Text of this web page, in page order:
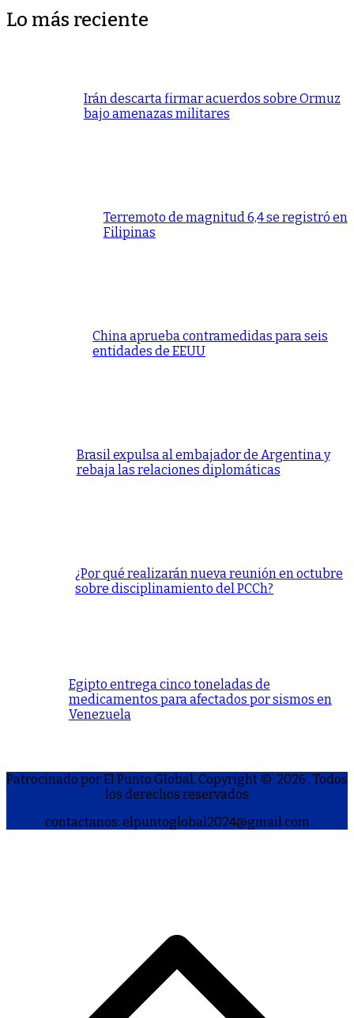
Lo más reciente
Irán descarta firmar acuerdos sobre Ormuz
bajo amenazas militares
Terremoto de magnitud 6,4 se registró en
Filipinas
China aprueba contramedidas para seis
entidades de EEUU
Brasil expulsa al embajador de Argentina y
rebaja las relaciones diplomáticas
¿Por qué realizarán nueva reunión en octubre
sobre disciplinamiento del PCCh?
Egipto entrega cinco toneladas de
medicamentos para afectados por sismos en
Venezuela
Patrocinado por El Punto Global. Copyright © 2026 . Todos
los derechos reservados
contactanos: elpuntoglobal2024@gmail.com